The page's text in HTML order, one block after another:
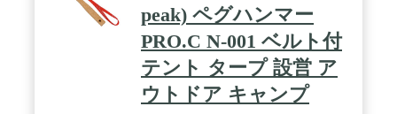
peak) ペグハンマー
PRO.C N-001 ベルト付
テント タープ 設営 ア
ウトドア キャンプ